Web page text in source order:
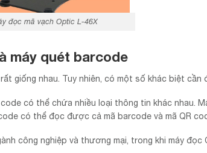
đọc mã vạch Optic L-46X
máy quét barcode
giống nhau. Tuy nhiên, có một số khác biệt cần
có thể chứa nhiều loại thông tin khác nhau.
có thể đọc được cả mã barcode và mã QR
công nghiệp và thương mại, trong khi máy